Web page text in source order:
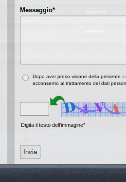
Messaggio*
Dopo aver preso visione della presente
acconsento al trattamento dei dati
Digita il testo dell'immagine*